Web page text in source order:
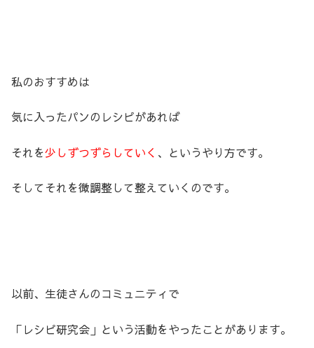
私のおすすめは
気に入ったパンのレシピがあれば
それを少しずつずらしていく 、というやり方です。
そしてそれを微調整して整えていくのです。
以前、生徒さんのコミュニティで
「レシピ研究会」という活動をやったことがあります。